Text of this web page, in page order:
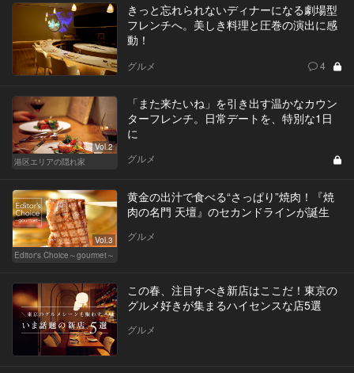
きっと忘れられないディナーになる劇場型
フレンチへ。美しき料理と圧巻の演出に感
動！
グルメ 4
Vol.2
港区エリアの隠れ家
「また来たいね」を引き出す温かなカウン
ターフレンチ。日常デートを、特別な1日
に
グルメ
Vol.3
Editor's Choice～gourmet～
黄金の出汁で食べる“さっぱり”焼肉！『焼
肉の名門 天壇』のセカンドラインが誕生
グルメ
この春、注目すべき新店はここだ！東京の
グルメ好きが集まるハイセンスな店5選
グルメ